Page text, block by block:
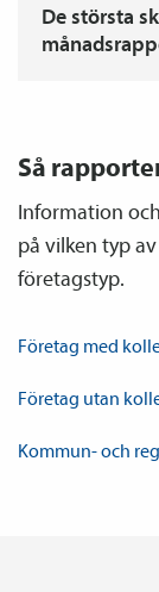
De största
Så
Information
på vilken typ
företagstyp.
Företag med
Företag utan
Kommun- och